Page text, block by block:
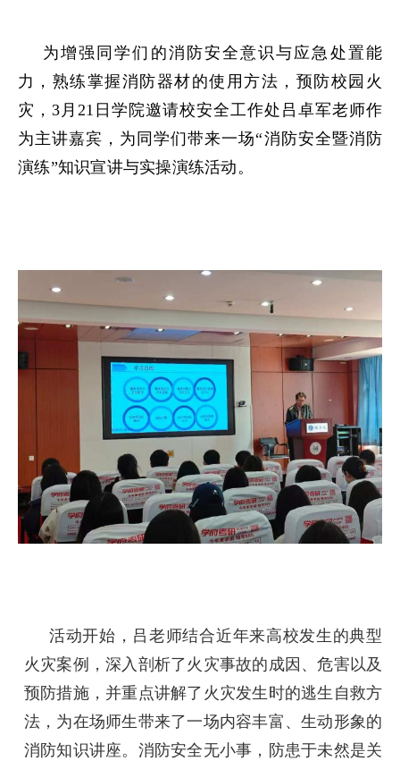
为增强同学们的消防安全意识与应急处置能
力，熟练掌握消防器材的使用方法，预防校园火
灾，3月21日学院邀请校安全工作处吕卓军老师作
为主讲嘉宾，为同学们带来一场“消防安全暨消防
演练”知识宣讲与实操演练活动。
活动开始，吕老师结合近年来高校发生的典型
火灾案例，深入剖析了火灾事故的成因、危害以及
预防措施，并重点讲解了火灾发生时的逃生自救方
法，为在场师生带来了一场内容丰富、生动形象的
消防知识讲座。消防安全无小事，防患于未然是关